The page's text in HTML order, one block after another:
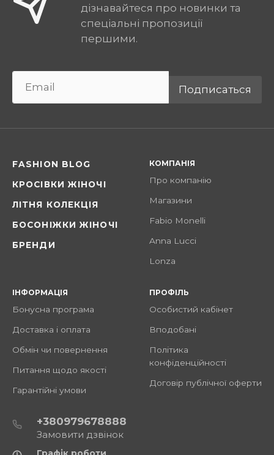
дізнавайтеся про новинки та
спеціальні пропозиції
першими.
Подписаться
FASHION BLOG
КРОСІВКИ ЖІНОЧІ
ЛІТНЯ КОЛЕКЦІЯ
БОСОНІЖКИ ЖІНОЧІ
БРЕНДИ
КОМПАНІЯ
Про компанію
Магазини
Fabio Monelli
Anna Lucci
Lonza
ІНФОРМАЦІЯ
Бонусна програма
Доставка і оплата
Обмін чи повернення
Питання щодо якості
Гарантійні умови
ПРОФІЛЬ
Особистий кабінет
Вподобані
Політика
конфіденційності
Договір публічної оферти
+380979678888
Замовити дзвінок
Графік роботи